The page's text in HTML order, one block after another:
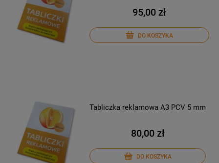
95,00 zł
DO KOSZYKA
Tabliczka reklamowa A3 PCV 5 mm
80,00 zł
DO KOSZYKA